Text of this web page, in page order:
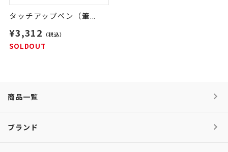
タッチアップペン（筆...
¥3,312 （税込）
SOLDOUT
商品一覧
ブランド